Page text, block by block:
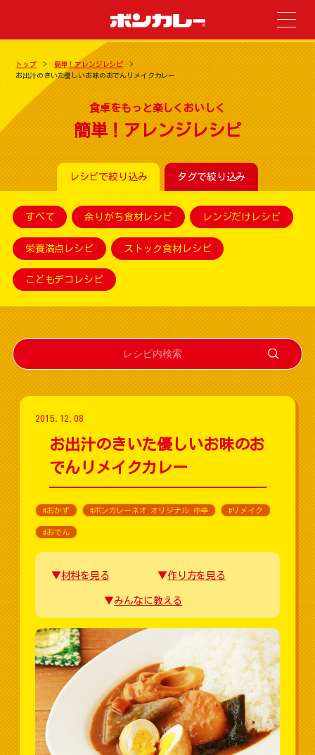
トップ
簡単！アレンジレシピ
お出汁のきいた優しいお味のおでんリメイクカレー
食卓をもっと楽しくおいしく
簡単！アレンジレシピ
レシピで絞り込み タグで絞り込み
すべて 余りがち食材レシピ レンジだけレシピ
栄養満点レシピ ストック食材レシピ
こどもデコレシピ
2015.12.08
お出汁のきいた優しいお味のお
でんリメイクカレー
#おかず #ボンカレーネオ オリジナル 中辛 #リメイク
#おでん
材料を見る 作り方を見る
みんなに教える